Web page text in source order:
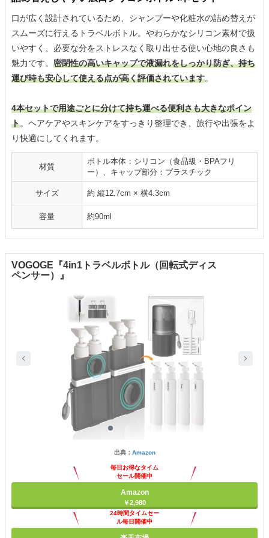
口が広く設計されているため、シャンプーや化粧水の詰め替えが
スムーズに行えるトラベルボトル。やわらかなシリコン素材で扱
いやすく、必要な分をストレスなく取り出せる使い心地の良さも
魅力です。 密閉性の高いキャップで液漏れをしっかり防ぎ、持ち
運び時も安心して使える点が高く評価されています。
4本セットで用途ごとに分けて持ち運べる便利さも大きなポイン
ト。ヘアケアやスキンケアをすっきり整理でき、旅行や出張をよ
り快適にしてくれます。
材質
ボトル本体：シリコン（食品級・BPAフリ
ー）、キャップ部分：プラスチック
サイズ 約 縦12.7cm × 横4.3cm
容量 約90ml
VOGOGE『4in1トラベルボトル（回転式ディス
ペンサー）』
出典： Amazon
毎日お得なタイム
セール開催中
Amazon
￥2,980
24時間タイムセー
ル毎日開催中